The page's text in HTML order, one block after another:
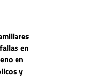
en
en
y